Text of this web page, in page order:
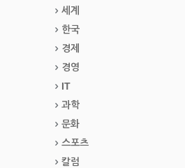
세계
한국
경제
경영
IT
과학
문화
스포츠
칼럼